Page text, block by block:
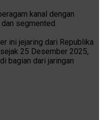
kanal dengan
segmented.
ini jejaring dari Republika
25 Desember 2025,
bagian dari jaringan